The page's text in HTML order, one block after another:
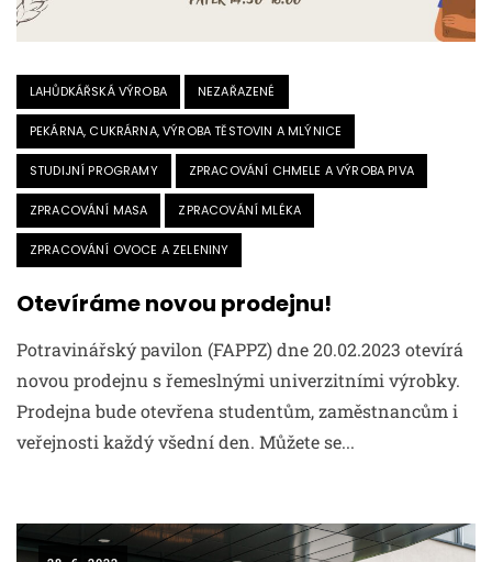
LAHŮDKÁŘSKÁ VÝROBA NEZAŘAZENÉ
PEKÁRNA, CUKRÁRNA, VÝROBA TĚSTOVIN A MLÝNICE
STUDIJNÍ PROGRAMY ZPRACOVÁNÍ CHMELE A VÝROBA PIVA
ZPRACOVÁNÍ MASA ZPRACOVÁNÍ MLÉKA
ZPRACOVÁNÍ OVOCE A ZELENINY
Otevíráme novou prodejnu!
Potravinářský pavilon (FAPPZ) dne 20.02.2023 otevírá
novou prodejnu s řemeslnými univerzitními výrobky.
Prodejna bude otevřena studentům, zaměstnancům i
veřejnosti každý všední den. Můžete se...